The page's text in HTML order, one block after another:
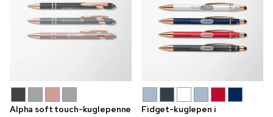
Alpha soft touch-kuglepenne
Fidget-kuglepen i